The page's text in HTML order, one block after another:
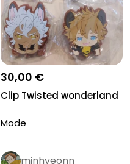
30,00 €
Clip Twisted wonderland
Mode
minhyeonn_